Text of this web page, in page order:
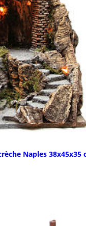
Naples 38x45x35